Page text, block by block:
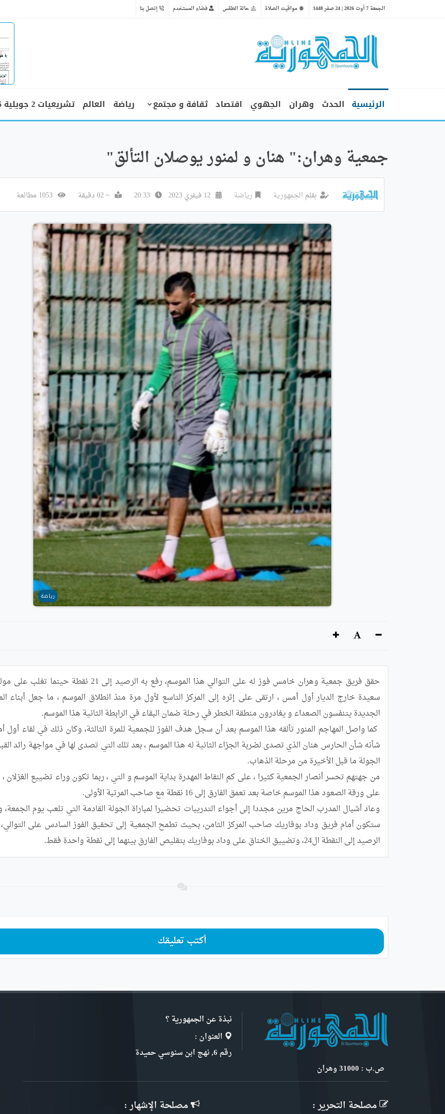
الجمعة 7 أوت 2026 | 24 صفر 1448 مواقيت الصلاة حالة الطقس فضاء المستخدم إتصل بنا
الرئيسية الحدث وهران الجهوي اقتصاد ثقافة و مجتمع رياضة العالم تشريعيات 2 جويلية 2026
جمعية وهران:" هنان و لمنور يوصلان التألق"
بقلم الجمهورية رياضة 12 فيفري 2023 20:33 ~ 02 دقيقة 1053 مطالعة
رياضة
الرصيد إلى النقطة ال24، وتضييق الخناق على وداد بوفاريك بتقليص الفارق بينهما إلى نقطة واحدة فقط.
أكتب تعليقك
نبذة عن الجمهورية ؟
العنوان :
رقم 6, نهج ابن سنوسي حميدة
ص.ب : 31000 وهران
مصلحة التحرير : مصلحة الإشهار :